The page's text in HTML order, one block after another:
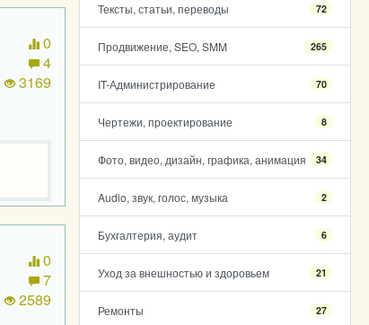
Тексты, статьи, переводы 72
Продвижение, SEO, SMM 265
IT-Администрирование 70
Чертежи, проектирование 8
Фото, видео, дизайн, графика, анимация 34
Audio, звук, голос, музыка 2
Бухгалтерия, аудит 6
Уход за внешностью и здоровьем 21
Ремонты 27
0
4
3169
0
7
2589